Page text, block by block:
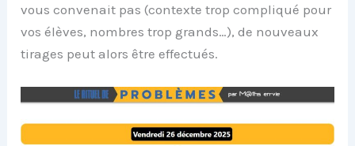
vous convenait pas (contexte trop compliqué pour
vos élèves, nombres trop grands…), de nouveaux
tirages peut alors être effectués.